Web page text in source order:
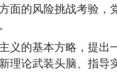
面的风险挑战考验，
的基本方略，提出
论武装头脑、指导